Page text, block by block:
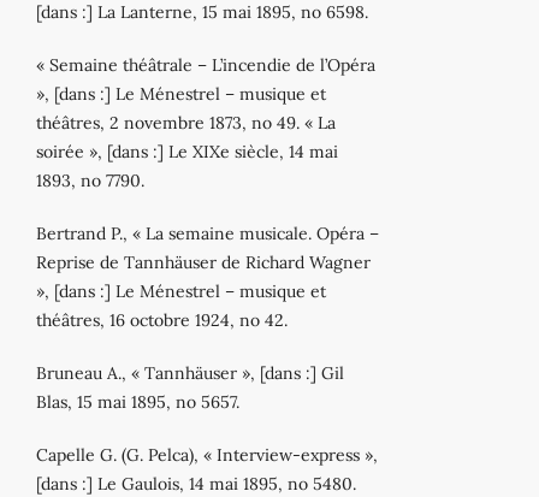
[dans :] La Lanterne, 15 mai 1895, no 6598.
« Semaine théâtrale – L’incendie de l’Opéra
», [dans :] Le Ménestrel – musique et
théâtres, 2 novembre 1873, no 49. « La
soirée », [dans :] Le XIXe siècle, 14 mai
1893, no 7790.
Bertrand P., « La semaine musicale. Opéra –
Reprise de Tannhäuser de Richard Wagner
», [dans :] Le Ménestrel – musique et
théâtres, 16 octobre 1924, no 42.
Bruneau A., « Tannhäuser », [dans :] Gil
Blas, 15 mai 1895, no 5657.
Capelle G. (G. Pelca), « Interview-express »,
[dans :] Le Gaulois, 14 mai 1895, no 5480.